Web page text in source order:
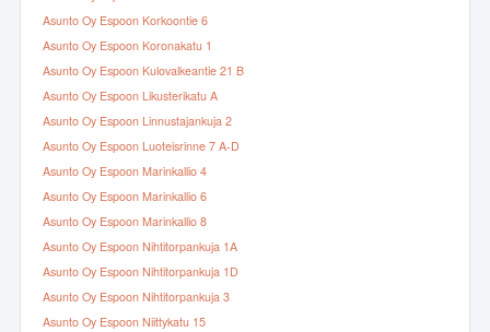
Asunto Oy Espoon Korkoontie 6
Asunto Oy Espoon Koronakatu 1
Asunto Oy Espoon Kulovalkeantie 21 B
Asunto Oy Espoon Likusterikatu A
Asunto Oy Espoon Linnustajankuja 2
Asunto Oy Espoon Luoteisrinne 7 A-D
Asunto Oy Espoon Marinkallio 4
Asunto Oy Espoon Marinkallio 6
Asunto Oy Espoon Marinkallio 8
Asunto Oy Espoon Nihtitorpankuja 1A
Asunto Oy Espoon Nihtitorpankuja 1D
Asunto Oy Espoon Nihtitorpankuja 3
Asunto Oy Espoon Niittykatu 15